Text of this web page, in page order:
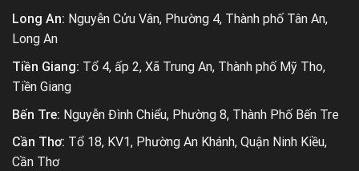
Long An: Nguyễn Cửu Vân, Phường 4, Thành phố Tân An,
Long An
Tiền Giang: Tổ 4, ấp 2, Xã Trung An, Thành phố Mỹ Tho,
Tiền Giang
Bến Tre: Nguyễn Đình Chiểu, Phường 8, Thành Phố Bến Tre
Cần Thơ: Tổ 18, KV1, Phường An Khánh, Quận Ninh Kiều,
Cần Thơ